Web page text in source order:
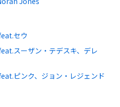
セウ
スーザン・テデスキ、デレ
ピンク、ジョン・レジェンド